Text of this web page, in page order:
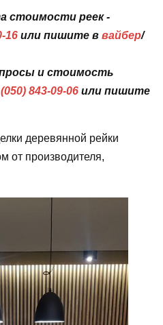
стоимости реек -
16 или пишите в вайбер/
и стоимость
843-09-06 или пишите
деревянной рейки
от производителя,